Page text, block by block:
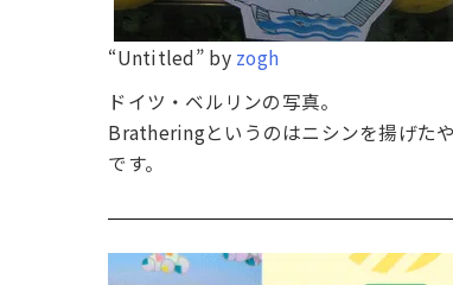
“Untitled” by zogh
ドイツ・ベルリンの写真。
Bratheringというのはニシンを揚げた
です。